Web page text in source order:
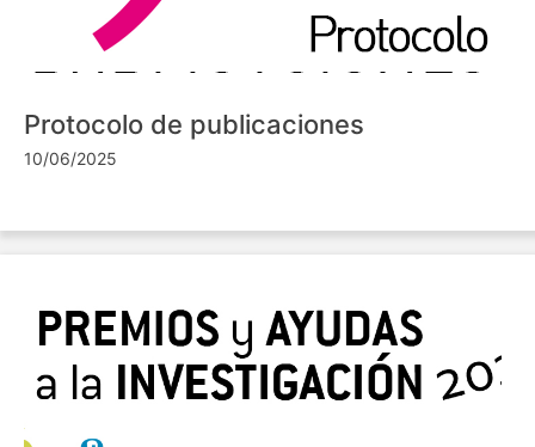
Protocolo de publicaciones
10/06/2025